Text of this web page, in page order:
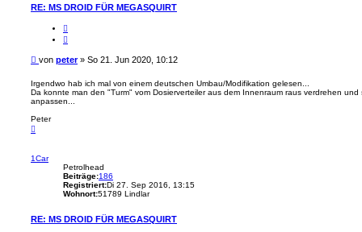
t
a
t
t
e
v
o
n
RE: MS DROID FÜR MEGASQUIRT
i
t
t
B
i
t
r
von peter» So 21. Jun 2020, 10:12
Irgendwo hab ich mal von einem deutschen Umbau/Modifikation gelesen...
Da konnte man den "Turm" vom Dosierverteiler aus dem Innenraum raus verdrehen
anpassen...
Peter
a
o
1Car
Petrolhead
Beiträge:186
Registriert:Di 27. Sep 2016, 13:15
Wohnort:51789 Lindlar
RE: MS DROID FÜR MEGASQUIRT